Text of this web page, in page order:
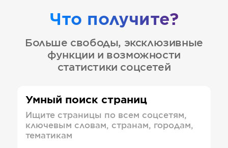
Что получите?
Больше свободы, эксклюзивные
функции и возможности
статистики соцсетей
Умный поиск страниц
Ищите страницы по всем соцсетям,
ключевым словам, странам, городам,
тематикам